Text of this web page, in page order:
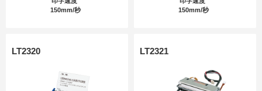
150mm/秒
150mm/秒
LT2320 LT2321